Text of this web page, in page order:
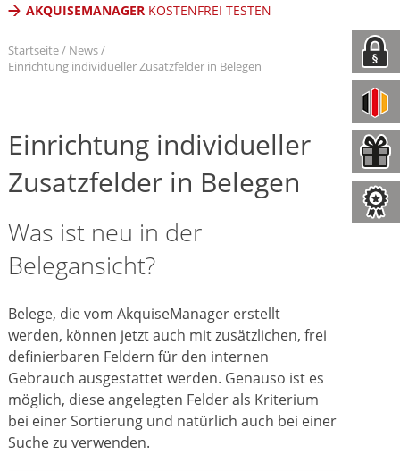
AKQUISEMANAGERKOSTENFREI TESTEN
Startseite
News
Einrichtung individueller Zusatzfelder in Belegen
Einrichtung individueller
Zusatzfelder in Belegen
Was ist neu in der
Belegansicht?
Belege, die vom AkquiseManager erstellt
werden, können jetzt auch mit zusätzlichen, frei
definierbaren Feldern für den internen
Gebrauch ausgestattet werden. Genauso ist es
möglich, diese angelegten Felder als Kriterium
bei einer Sortierung und natürlich auch bei einer
Suche zu verwenden.